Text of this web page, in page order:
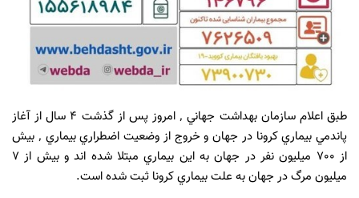
طبق اعلام سازمان بهداشت جهاني ٬ امروز پس از گذشت 4 سال از آغاز
پاندمي بيماري كرونا در جهان و خروج از وضعيت اضطراري بيماري ٬ بيش
از 700 ميليون نفر در جهان به اين بيماري مبتلا شده اند و بيش از 7
ميليون مرگ در جهان به علت بيماري كرونا ثبت شده است.